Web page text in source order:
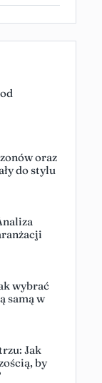
oraz
do stylu
wybrać
samą w
Jak
by